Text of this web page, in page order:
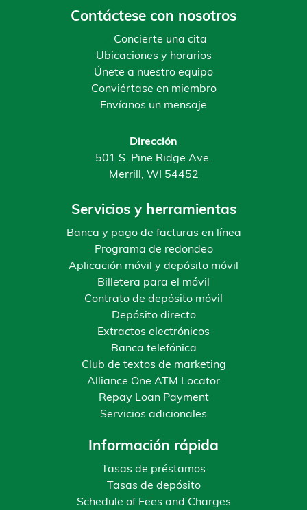
Contáctese con nosotros
Concierte una cita
Ubicaciones y horarios
Únete a nuestro equipo
Conviértase en miembro
Envíanos un mensaje
Dirección
501 S. Pine Ridge Ave.
Merrill, WI 54452
Servicios y herramientas
Banca y pago de facturas en línea
Programa de redondeo
Aplicación móvil y depósito móvil
Billetera para el móvil
Contrato de depósito móvil
Depósito directo
Extractos electrónicos
Banca telefónica
Club de textos de marketing
Alliance One ATM Locator
Repay Loan Payment
Servicios adicionales
Información rápida
Tasas de préstamos
Tasas de depósito
Schedule of Fees and Charges